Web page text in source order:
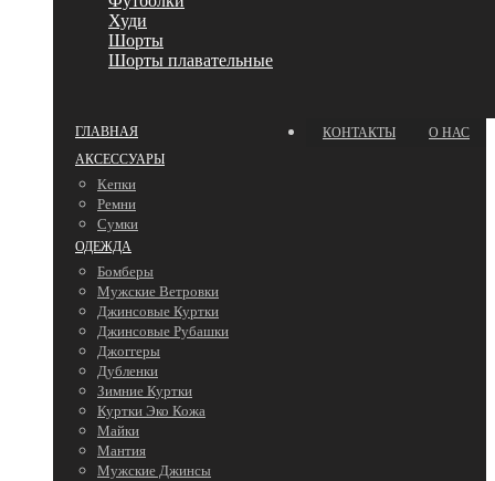
Худи
Шорты
Шорты плавательные
О НАС
КОНТАКТЫ
ГЛАВНАЯ
АКСЕССУАРЫ
Кепки
Ремни
Сумки
ОДЕЖДА
Бомберы
Мужские Ветровки
Джинсовые Куртки
Джинсовые Рубашки
Джоггеры
Дубленки
Зимние Куртки
Куртки Эко Кожа
Майки
Мантия
Мужские Джинсы